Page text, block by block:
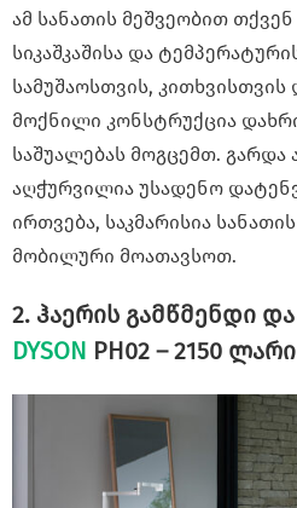
ამ სანათის მეშვეობით
სიკაშკაშისა და
სამუშაოსთვის, კითხვისთვის
მოქნილი კონსტრუქცია
საშუალებას მოგცემთ. გარდა
აღჭურვილია უსადენო
ირთვება, საკმარისია
მობილური მოათავსოთ.
2. ჰაერის გამწმენდი
DYSON PH02 – 2150 ლარი